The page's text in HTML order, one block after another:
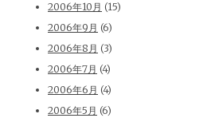
2006年10月 (15)
2006年9月 (6)
2006年8月 (3)
2006年7月 (4)
2006年6月 (4)
2006年5月 (6)